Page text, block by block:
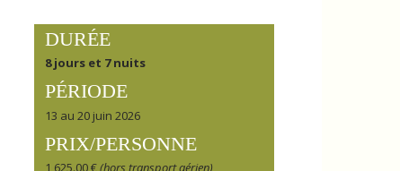
DURÉE
8 jours et 7 nuits
PÉRIODE
13 au 20 juin 2026
PRIX/PERSONNE
1 625.00 €(hors transport aérien)